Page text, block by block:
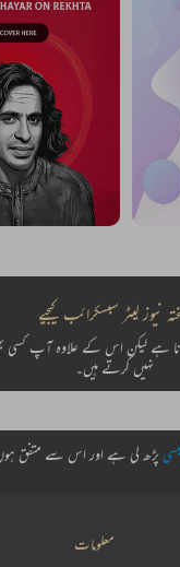
نیوز لیٹر سبسکرائب کیجیے
ہے لیکن اس کے علاوہ آپ کسی
نہیں کرتے ہیں۔
پڑھ لی ہے اور اس سے متفق
معلومات